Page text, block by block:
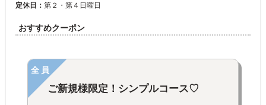
定休日： 第２・第４日曜日
おすすめクーポン
全員
ご新規様限定！シンプルコース♡